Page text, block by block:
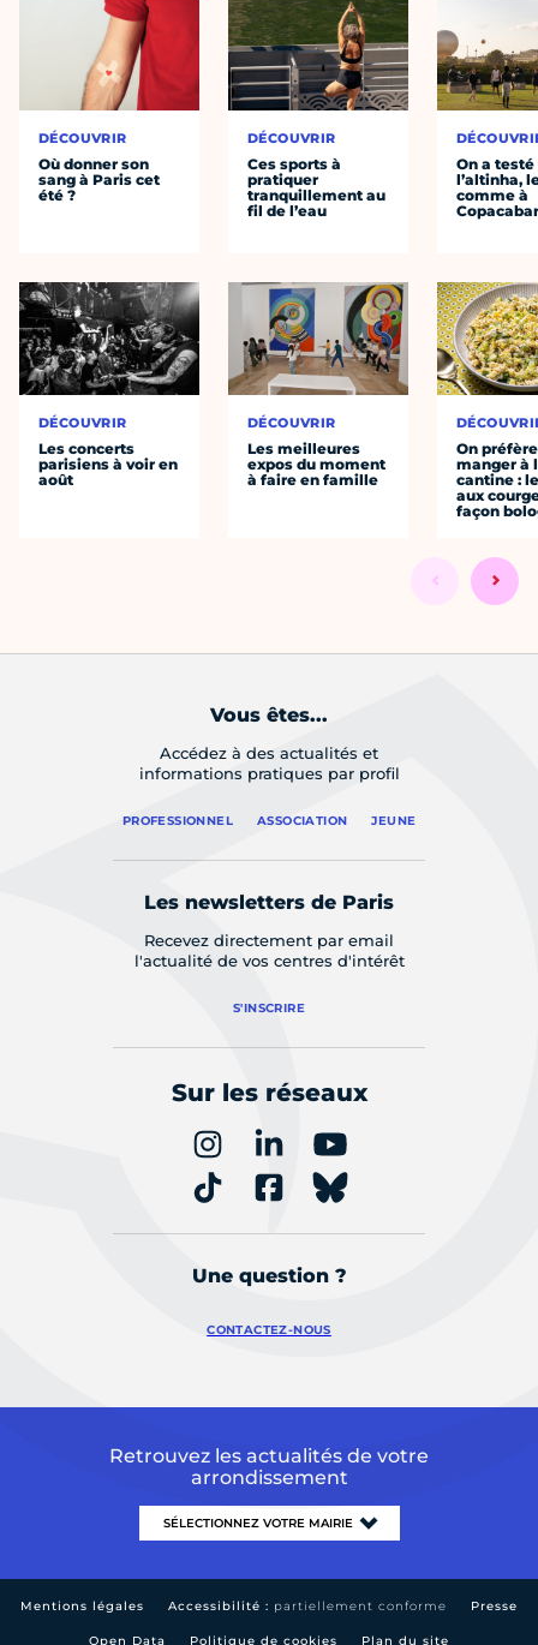
DÉCOUVRIR
Où donner son
sang à Paris cet
été ?
DÉCOUVRIR
Les concerts
parisiens à voir en
août
DÉCOUVRIR
Ces sports à
pratiquer
tranquillement au
fil de l’eau
DÉCOUVRIR
Les meilleures
expos du moment
à faire en famille
On a testé
l’altinha,
comme à
On préfère
manger à
cantine :
aux
façon
Vous êtes...
Accédez à des actualités et
informations pratiques par profil
PROFESSIONNEL ASSOCIATION JEUNE
Les newsletters de Paris
Recevez directement par email
l'actualité de vos centres d'intérêt
S'INSCRIRE
Sur les réseaux
Une question ?
CONTACTEZ-NOUS
Retrouvez les actualités de votre
arrondissement
Mentions légales Accessibilité : partiellement conforme Presse
Open Data Politique de cookies Plan du site